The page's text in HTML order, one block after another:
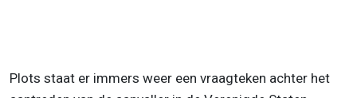
Plots staat er immers weer een vraagteken achter het